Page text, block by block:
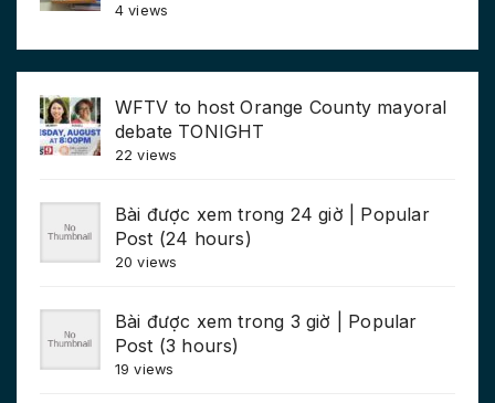
4 views
WFTV to host Orange County mayoral
debate TONIGHT
22 views
Bài được xem trong 24 giờ | Popular
Post (24 hours)
20 views
Bài được xem trong 3 giờ | Popular
Post (3 hours)
19 views